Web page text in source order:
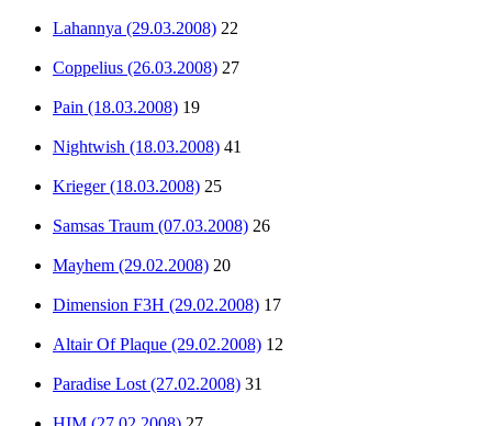
Lahannya (29.03.2008) 22
Coppelius (26.03.2008) 27
Pain (18.03.2008) 19
Nightwish (18.03.2008) 41
Krieger (18.03.2008) 25
Samsas Traum (07.03.2008) 26
Mayhem (29.02.2008) 20
Dimension F3H (29.02.2008) 17
Altair Of Plaque (29.02.2008) 12
Paradise Lost (27.02.2008) 31